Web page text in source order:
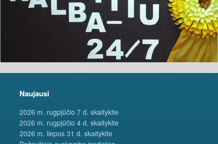
Naujausi
2026 m. rugpjūčio 7 d. skaitykite
2026 m. rugpjūčio 4 d. skaitykite
2026 m. liepos 31 d. skaitykite